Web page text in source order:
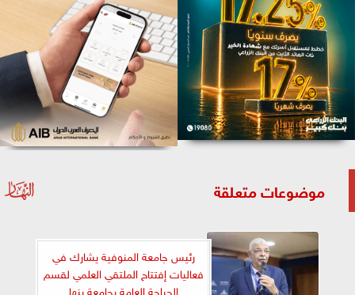
موضوعات متعلقة
رئيس جامعة المنوفية يشارك في
فعاليات إفتتاح الملتقي العلمي لقسم
الجراحة العامة بجامعة بنها